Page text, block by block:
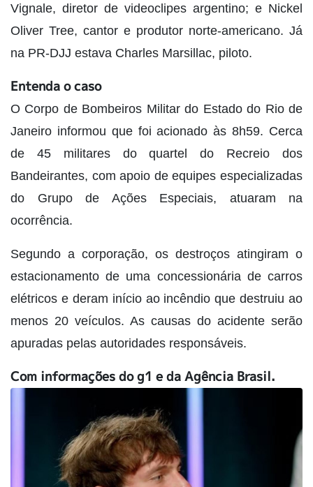
Vignale, diretor de videoclipes argentino; e Nickel
Oliver Tree, cantor e produtor norte-americano. Já
na PR-DJJ estava Charles Marsillac, piloto.
Entenda o caso
O Corpo de Bombeiros Militar do Estado do Rio de
Janeiro informou que foi acionado às 8h59. Cerca
de 45 militares do quartel do Recreio dos
Bandeirantes, com apoio de equipes especializadas
do Grupo de Ações Especiais, atuaram na
ocorrência.
Segundo a corporação, os destroços atingiram o
estacionamento de uma concessionária de carros
elétricos e deram início ao incêndio que destruiu ao
menos 20 veículos. As causas do acidente serão
apuradas pelas autoridades responsáveis.
Com informações do g1 e da Agência Brasil.